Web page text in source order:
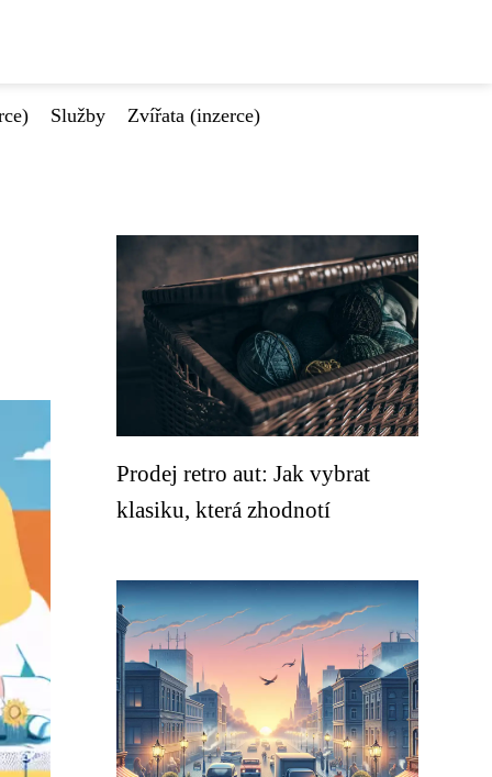
Služby Zvířata (inzerce)
Prodej retro aut: Jak vybrat
klasiku, která zhodnotí